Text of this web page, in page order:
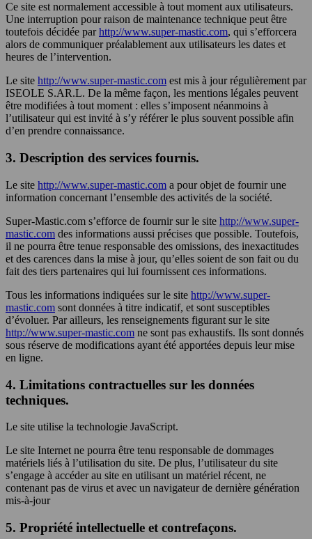
Ce site est normalement accessible à tout moment aux utilisateurs.
Une interruption pour raison de maintenance technique peut être
toutefois décidée parhttp://www.super-mastic.com, qui s’efforcera
alors de communiquer préalablement aux utilisateurs les dates et
heures de l’intervention.
Le site http://www.super-mastic.com est mis à jour régulièrement par
ISEOLE S.AR.L. De la même façon, les mentions légales peuvent
être modifiées à tout moment : elles s’imposent néanmoins à
l’utilisateur qui est invité à s’y référer le plus souvent possible afin
d’en prendre connaissance.
3. Description des services fournis.
Le site http://www.super-mastic.com a pour objet de fournir une
information concernant l’ensemble des activités de la société.
Super-Mastic.com s’efforce de fournir sur le site http://www.super-
mastic.com des informations aussi précises que possible. Toutefois,
il ne pourra être tenue responsable des omissions, des inexactitudes
et des carences dans la mise à jour, qu’elles soient de son fait ou du
fait des tiers partenaires qui lui fournissent ces informations.
Tous les informations indiquées sur le site http://www.super-
mastic.com sont données à titre indicatif, et sont susceptibles
d’évoluer. Par ailleurs, les renseignements figurant sur le site
http://www.super-mastic.com ne sont pas exhaustifs. Ils sont donnés
sous réserve de modifications ayant été apportées depuis leur mise
en ligne.
4. Limitations contractuelles sur les données
techniques.
Le site utilise la technologie JavaScript.
Le site Internet ne pourra être tenu responsable de dommages
matériels liés à l’utilisation du site. De plus, l’utilisateur du site
s’engage à accéder au site en utilisant un matériel récent, ne
contenant pas de virus et avec un navigateur de dernière génération
mis-à-jour
5. Propriété intellectuelle et contrefaçons.